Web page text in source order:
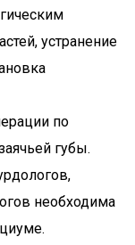
устранение
по
губы.
необходима